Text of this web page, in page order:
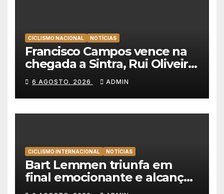
CICLISMO NACIONAL NOTÍCIAS
Francisco Campos vence na
chegada a Sintra, Rui Oliveira
veste de amarelo na Volta a
Portugal
6 AGOSTO, 2026 ADMIN
CICLISMO INTERNACIONAL NOTÍCIAS
Bart Lemmen triunfa em
final emocionante e alcança
a primeira vitória da carreira